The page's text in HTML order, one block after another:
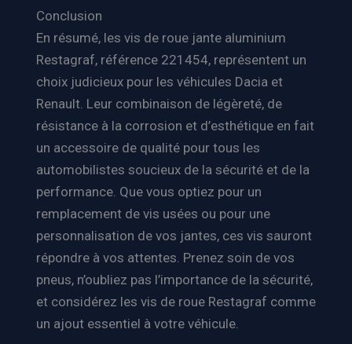
Conclusion
En résumé, les vis de roue jante aluminium
Restagraf, référence 221454, représentent un
choix judicieux pour les véhicules Dacia et
Renault. Leur combinaison de légèreté, de
résistance à la corrosion et d’esthétique en fait
un accessoire de qualité pour tous les
automobilistes soucieux de la sécurité et de la
performance. Que vous optiez pour un
remplacement de vis usées ou pour une
personnalisation de vos jantes, ces vis sauront
répondre à vos attentes. Prenez soin de vos
pneus, n’oubliez pas l’importance de la sécurité,
et considérez les vis de roue Restagraf comme
un ajout essentiel à votre véhicule.